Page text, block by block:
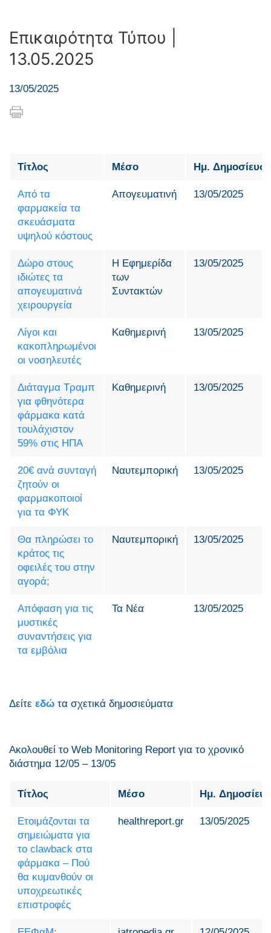
Επικαιρότητα Τύπου |
13.05.2025
13/05/2025
Τίτλος Μέσο Ημ.
Από τα
φαρμακεία τα
σκευάσματα
υψηλού κόστους
Απογευματινή 13/05/2025
Δώρο στους
ιδιώτες τα
απογευματινά
χειρουργεία
Η Εφημερίδα
των
Συντακτών
13/05/2025
Λίγοι και
κακοπληρωμένοι
οι νοσηλευτές
Καθημερινή 13/05/2025
Διάταγμα Τραμπ
για φθηνότερα
φάρμακα κατά
τουλάχιστον
59% στις ΗΠΑ
Καθημερινή 13/05/2025
20€ ανά συνταγή
ζητούν οι
φαρμακοποιοί
για τα ΦΥΚ
Ναυτεμπορική 13/05/2025
Θα πληρώσει το
κράτος τις
οφειλές του στην
αγορά;
Ναυτεμπορική 13/05/2025
Απόφαση για τις
μυστικές
συναντήσεις για
τα εμβόλια
Τα Νέα 13/05/2025
Δείτε εδώ τα σχετικά δημοσιεύματα
Ακολουθεί το Web Monitoring Report για τo χρονικό
διάστημα 12/05 – 13/05
Τίτλος Μέσο Ημ.
Ετοιμάζονται τα
σημειώματα για
το clawback στα
φάρμακα – Πού
θα κυμανθούν οι
υποχρεωτικές
επιστροφές
healthreport.gr 13/05/2025